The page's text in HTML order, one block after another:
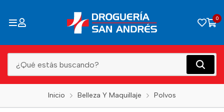
0
Inicio Belleza Y Maquillaje Polvos